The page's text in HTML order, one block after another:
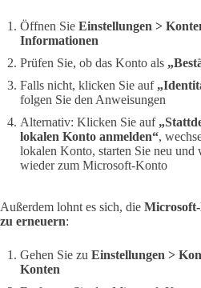
Öffnen Sie Einstellungen >
Informationen
Prüfen Sie, ob das Konto als
Falls nicht, klicken Sie auf
folgen Sie den Anweisungen
Alternativ: Klicken Sie auf
lokalen Konto anmelden“,
lokalen Konto, starten Sie neu und
wieder zum Microsoft-Konto
Außerdem lohnt es sich, die
zu erneuern:
Gehen Sie zu Einstellungen >
Konten